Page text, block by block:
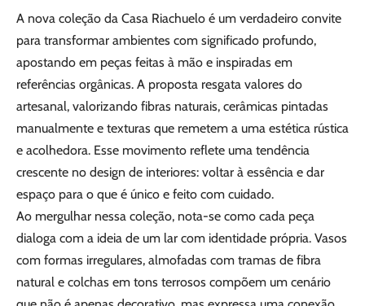
A nova coleção da Casa Riachuelo é um verdadeiro convite
para transformar ambientes com significado profundo,
apostando em peças feitas à mão e inspiradas em
referências orgânicas. A proposta resgata valores do
artesanal, valorizando fibras naturais, cerâmicas pintadas
manualmente e texturas que remetem a uma estética rústica
e acolhedora. Esse movimento reflete uma tendência
crescente no design de interiores: voltar à essência e dar
espaço para o que é único e feito com cuidado.
Ao mergulhar nessa coleção, nota-se como cada peça
dialoga com a ideia de um lar com identidade própria. Vasos
com formas irregulares, almofadas com tramas de fibra
natural e colchas em tons terrosos compõem um cenário